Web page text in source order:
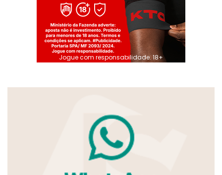
Jogue com responsabilidade. 18+